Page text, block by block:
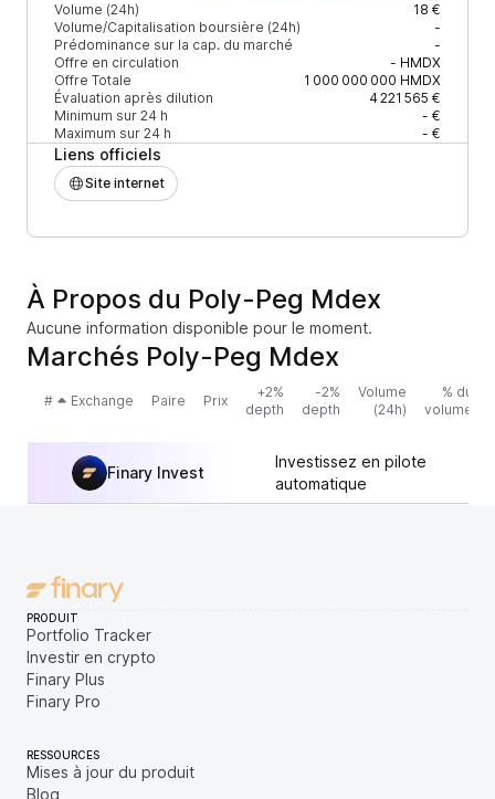
Volume (24h)
18 €
Volume/Capitalisation boursière (24h)
-
Prédominance sur la cap. du marché
-
Offre en circulation
- HMDX
Offre Totale
1 000 000 000 HMDX
Évaluation après dilution
4 221 565 €
Minimum sur 24 h
- €
Maximum sur 24 h
- €
Liens officiels
Site internet
À Propos du Poly-Peg Mdex
Aucune information disponible pour le moment.
Marchés Poly-Peg Mdex
# Exchange Paire Prix
+2%
depth
-2%
depth
Volume
(24h)
% du
volume
Finary Invest
Investissez en pilote
automatique
PRODUIT
Portfolio Tracker
Investir en crypto
Finary Plus
Finary Pro
RESSOURCES
Mises à jour du produit
Blog